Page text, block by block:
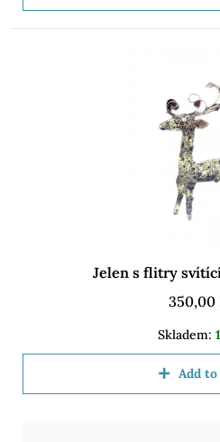
Jelen s flitry
350,00
Skladem:
Add